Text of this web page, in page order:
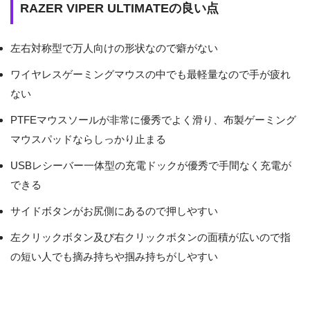
RAZER VIPER ULTIMATEの良い点
左右対称型で万人向けの形状なので癖がない
ワイヤレスゲーミングマウスの中でも最軽量なので手が疲れ
ない
PTFEマウスソールが非常に優秀でよく滑り、布製ゲーミング
マウスパッドならしっかり止まる
USBレシーバー一体型の充電ドックが優秀で手間なく充電が
できる
サイドボタンがお尻側にあるので押しやすい
左クリックボタン及び右クリックボタンの面積が広いので指
の短い人でも摘み持ちや掴み持ちがしやすい